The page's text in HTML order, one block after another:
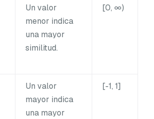
Un valor
menor indica
una mayor
similitud.
[0, ∞)
Un valor
mayor indica
una mayor
[-1, 1]